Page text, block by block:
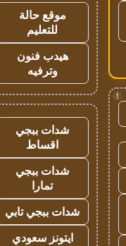
!
موقع حالة
للتعليم
هيدب فنون
وترفيه
شدات ببجي
اقساط
شدات ببجي
تمارا
شدات ببجي تابي
ايتونز سعودي